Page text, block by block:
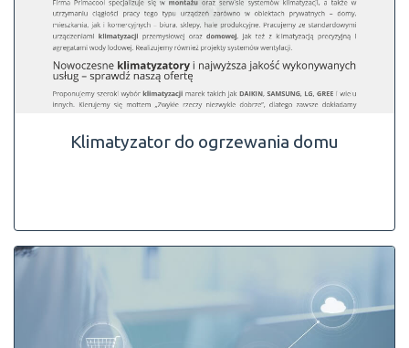
Klimatyzator do ogrzewania domu